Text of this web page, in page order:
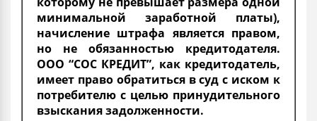
минимальной заработной платы),
начисление штрафа является правом,
но не обязанностью кредитодателя.
ООО “СОС КРЕДИТ”, как кредитодатель,
имеет право обратиться в суд с иском к
потребителю с целью принудительного
взыскания задолженности.